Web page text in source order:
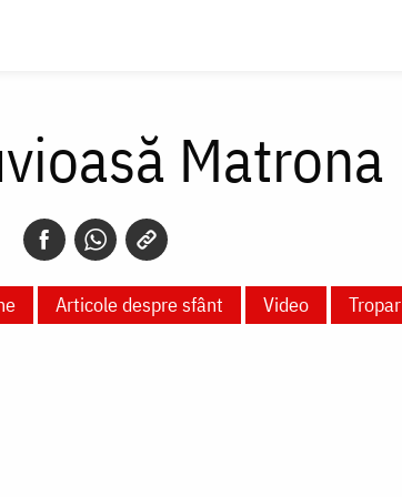
Matrona
Articole despre sfânt Video Tropar